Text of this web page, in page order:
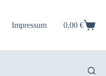
Impressum Warenkorb
0,00 €